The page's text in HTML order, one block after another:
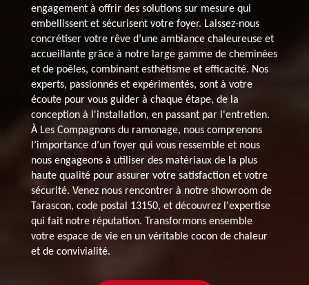
engagement à offrir des solutions sur mesure qui
embellissent et sécurisent votre foyer. Laissez-nous
concrétiser votre rêve d’une ambiance chaleureuse et
accueillante grâce à notre large gamme de cheminées
et de poêles, combinant esthétisme et efficacité. Nos
experts, passionnés et expérimentés, sont à votre
écoute pour vous guider à chaque étape, de la
conception à l'installation, en passant par l'entretien.
À Les Compagnons du ramonage, nous comprenons
l’importance d’un foyer qui vous ressemble et nous
nous engageons à utiliser des matériaux de la plus
haute qualité pour assurer votre satisfaction et votre
sécurité. Venez nous rencontrer à notre showroom de
Tarascon, code postal 13150, et découvrez l'expertise
qui fait notre réputation. Transformons ensemble
votre espace de vie en un véritable cocon de chaleur
et de convivialité.